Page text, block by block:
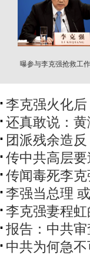
曝参与李克强抢救工
李克强火化
还真敢说：
团派残余造
传中共高层
传闻毒死李
李强当总理
李克强妻程
报告：中共
中共为何急不